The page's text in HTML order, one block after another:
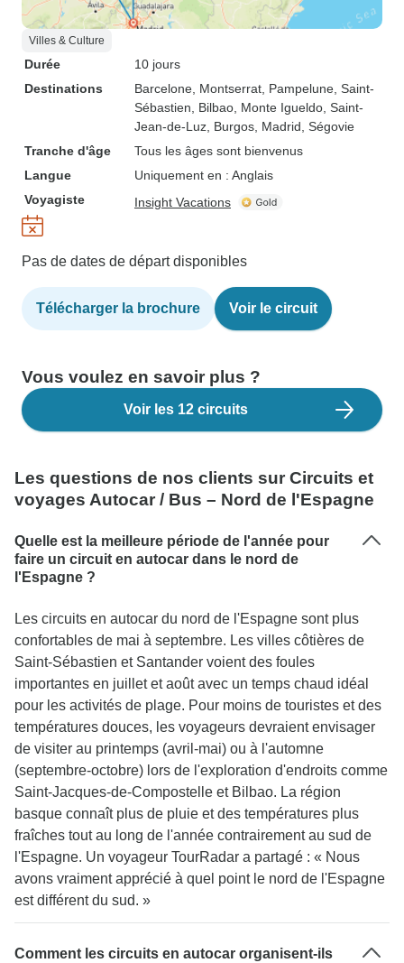
Villes & Culture
Durée
10 jours
Destinations
Barcelone , Montserrat , Pampelune , Saint-
Sébastien , Bilbao , Monte Igueldo , Saint-
Jean-de-Luz , Burgos , Madrid , Ségovie
Tranche d'âge
Tous les âges sont bienvenus
Langue
Uniquement en : Anglais
Voyagiste
Insight Vacations
Pas de dates de départ disponibles
Télécharger la brochure Voir le circuit
Vous voulez en savoir plus ?
Voir les 12 circuits
Les questions de nos clients sur Circuits et
voyages Autocar / Bus – Nord de l'Espagne
Quelle est la meilleure période de l'année pour
faire un circuit en autocar dans le nord de
l'Espagne ?
Les circuits en autocar du nord de l'Espagne sont plus
confortables de mai à septembre. Les villes côtières de
Saint-Sébastien et Santander voient des foules
importantes en juillet et août avec un temps chaud idéal
pour les activités de plage. Pour moins de touristes et des
températures douces, les voyageurs devraient envisager
de visiter au printemps (avril-mai) ou à l'automne
(septembre-octobre) lors de l'exploration d'endroits comme
Saint-Jacques-de-Compostelle et Bilbao. La région
basque connaît plus de pluie et des températures plus
fraîches tout au long de l'année contrairement au sud de
l'Espagne. Un voyageur TourRadar a partagé : « Nous
avons vraiment apprécié à quel point le nord de l'Espagne
est différent du sud. »
Comment les circuits en autocar organisent-ils